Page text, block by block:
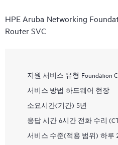
HPE Aruba Networking
Router SVC
지원 서비스 유형 Foundation
서비스 방법 하드웨어 현장
소요시간(기간) 5년
응답 시간 6시간 전화 수리
서비스 수준(적용 범위) 하루